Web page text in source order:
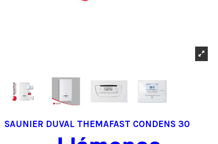
SAUNIER DUVAL THEMAFAST CONDENS 30